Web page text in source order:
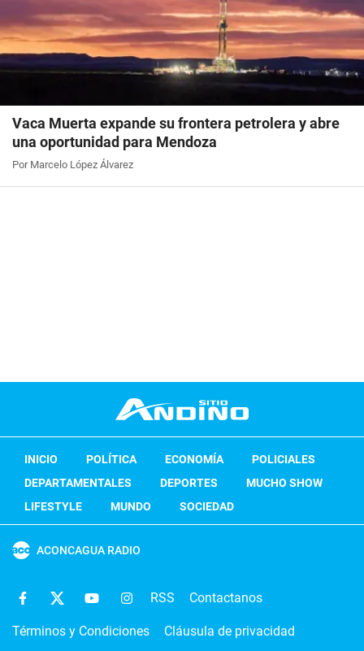
Vaca Muerta expande su frontera petrolera y abre
una oportunidad para Mendoza
Por Marcelo López Álvarez
INICIO POLÍTICA ECONOMÍA
POLICIALES
DEPARTAMENTALES
DEPORTES
MUCHO SHOW
LIFESTYLE
MUNDO SOCIEDAD
ACONCAGUA RADIO
RSS Contactanos
Términos y Condiciones Cláusula de privacidad